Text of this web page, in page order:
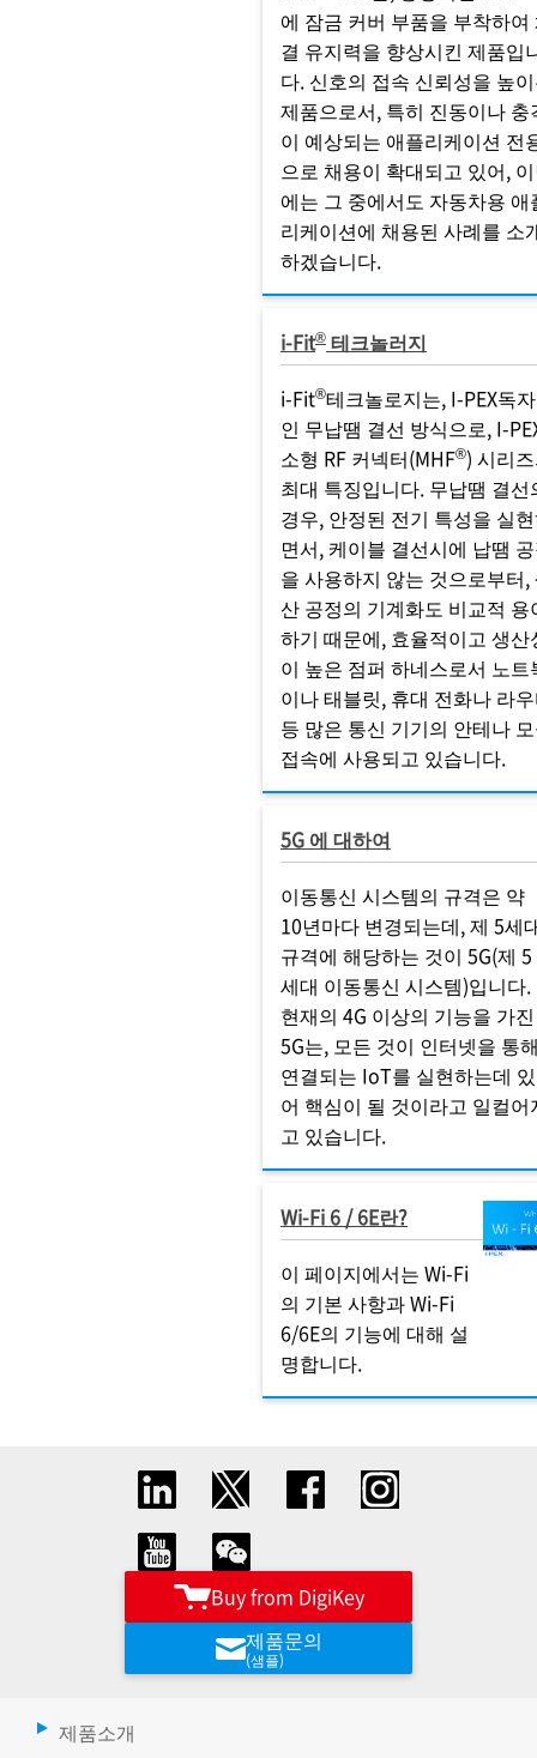
에 잠금 커버 부품을 부착하여
결 유지력을 향상시킨 제품입
다. 신호의 접속 신뢰성을 높
제품으로서, 특히 진동이나 충
이 예상되는 애플리케이션 전
으로 채용이 확대되고 있어,
에는 그 중에서도 자동차용 애
리케이션에 채용된 사례를 소
하겠습니다.
i-Fit® 테크놀러지
i-Fit®테크놀로지는, I-PEX독
인 무납땜 결선 방식으로, I-
소형 RF 커넥터(MHF®) 시리
최대 특징입니다. 무납땜 결선
경우, 안정된 전기 특성을 실
면서, 케이블 결선시에 납땜
을 사용하지 않는 것으로부터,
산 공정의 기계화도 비교적 용
하기 때문에, 효율적이고 생산
이 높은 점퍼 하네스로서 노트
이나 태블릿, 휴대 전화나 라
등 많은 통신 기기의 안테나
접속에 사용되고 있습니다.
5G 에 대하여
이동통신 시스템의 규격은 약
10년마다 변경되는데, 제 5세
규격에 해당하는 것이 5G(제 5
세대 이동통신 시스템)입니다.
현재의 4G 이상의 기능을 가진
5G는, 모든 것이 인터넷을 통
연결되는 IoT를 실현하는데 있
어 핵심이 될 것이라고 일컬어
고 있습니다.
Wi-Fi 6 / 6E란?
이 페이지에서는 Wi-Fi
의 기본 사항과 Wi-Fi
6/6E의 기능에 대해 설
명합니다.
Buy from DigiKey
제품문의
(샘플)
제품소개